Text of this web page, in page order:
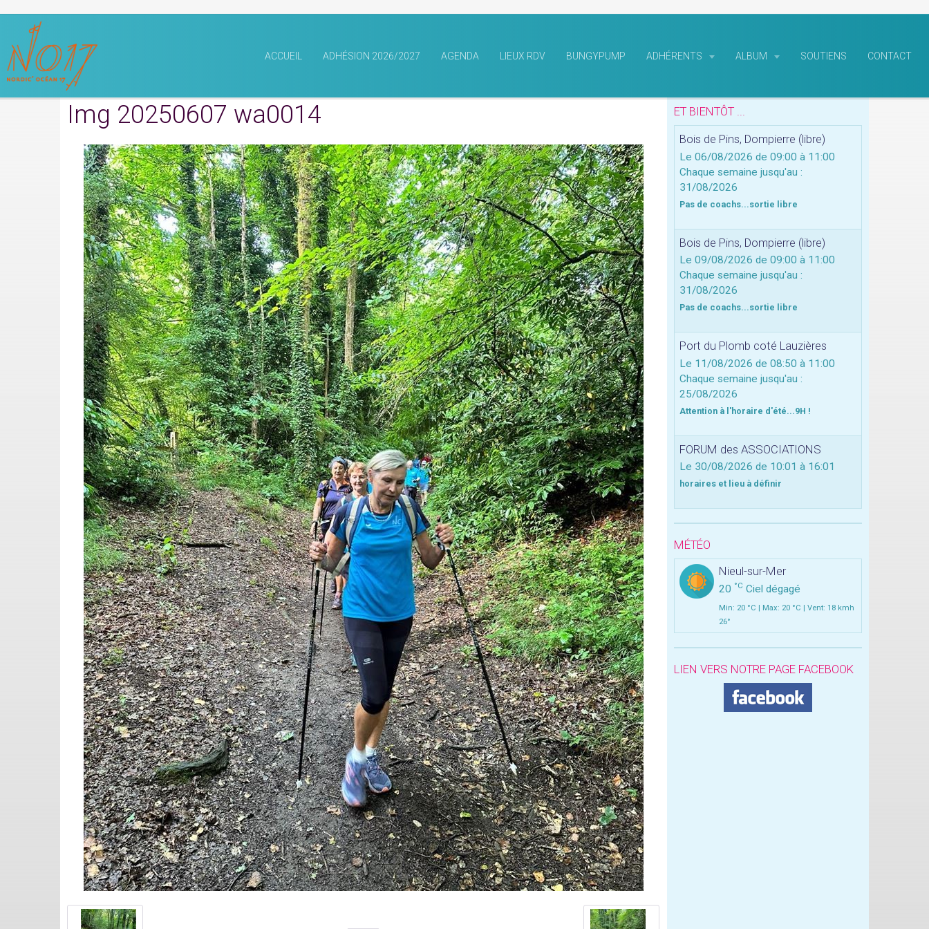
ACCUEIL ADHÉSION 2026/2027 AGENDA LIEUX RDV BUNGYPUMP ADHÉRENTS ALBUM SOUTIENS CONTACT
Img 20250607 wa0014
ET BIENTÔT ...
Bois de Pins, Dompierre (libre)
Le 06/08/2026 de 09:00 à 11:00
Chaque semaine jusqu'au :
31/08/2026
Pas de coachs...sortie libre
Bois de Pins, Dompierre (libre)
Le 09/08/2026 de 09:00 à 11:00
Chaque semaine jusqu'au :
31/08/2026
Pas de coachs...sortie libre
Port du Plomb coté Lauzières
Le 11/08/2026 de 08:50 à 11:00
Chaque semaine jusqu'au :
25/08/2026
Attention à l'horaire d'été...9H !
FORUM des ASSOCIATIONS
Le 30/08/2026 de 10:01 à 16:01
horaires et lieu à définir
MÉTÉO
Nieul-sur-Mer
20 °C Ciel dégagé
Min: 20 °C | Max: 20 °C | Vent: 18 kmh
26°
LIEN VERS NOTRE PAGE FACEBOOK